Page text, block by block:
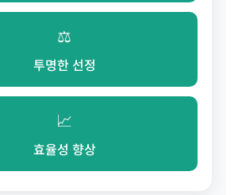
⚖️
투명한 선정
📈
효율성 향상